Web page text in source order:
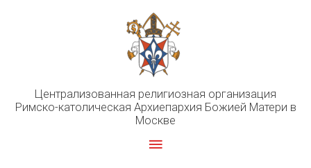
Централизованная религиозная организация
Римско-католическая Архиепархия Божией Матери в
Москве
Главное